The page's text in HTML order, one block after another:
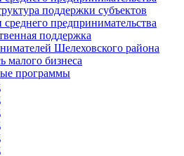
поддержки субъектов
среднего предпринимательства
поддержка
Шелеховского района
малого бизнеса
программы